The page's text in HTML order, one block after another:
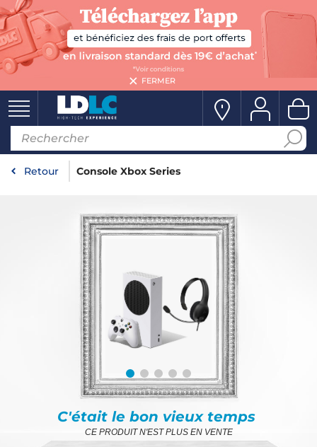
FERMER
Retour Console Xbox Series
C'était le bon vieux temps
CE PRODUIT N'EST PLUS EN VENTE